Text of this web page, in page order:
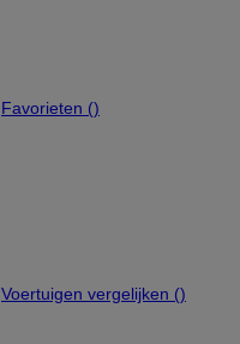
Favorieten ()
Voertuigen vergelijken ()